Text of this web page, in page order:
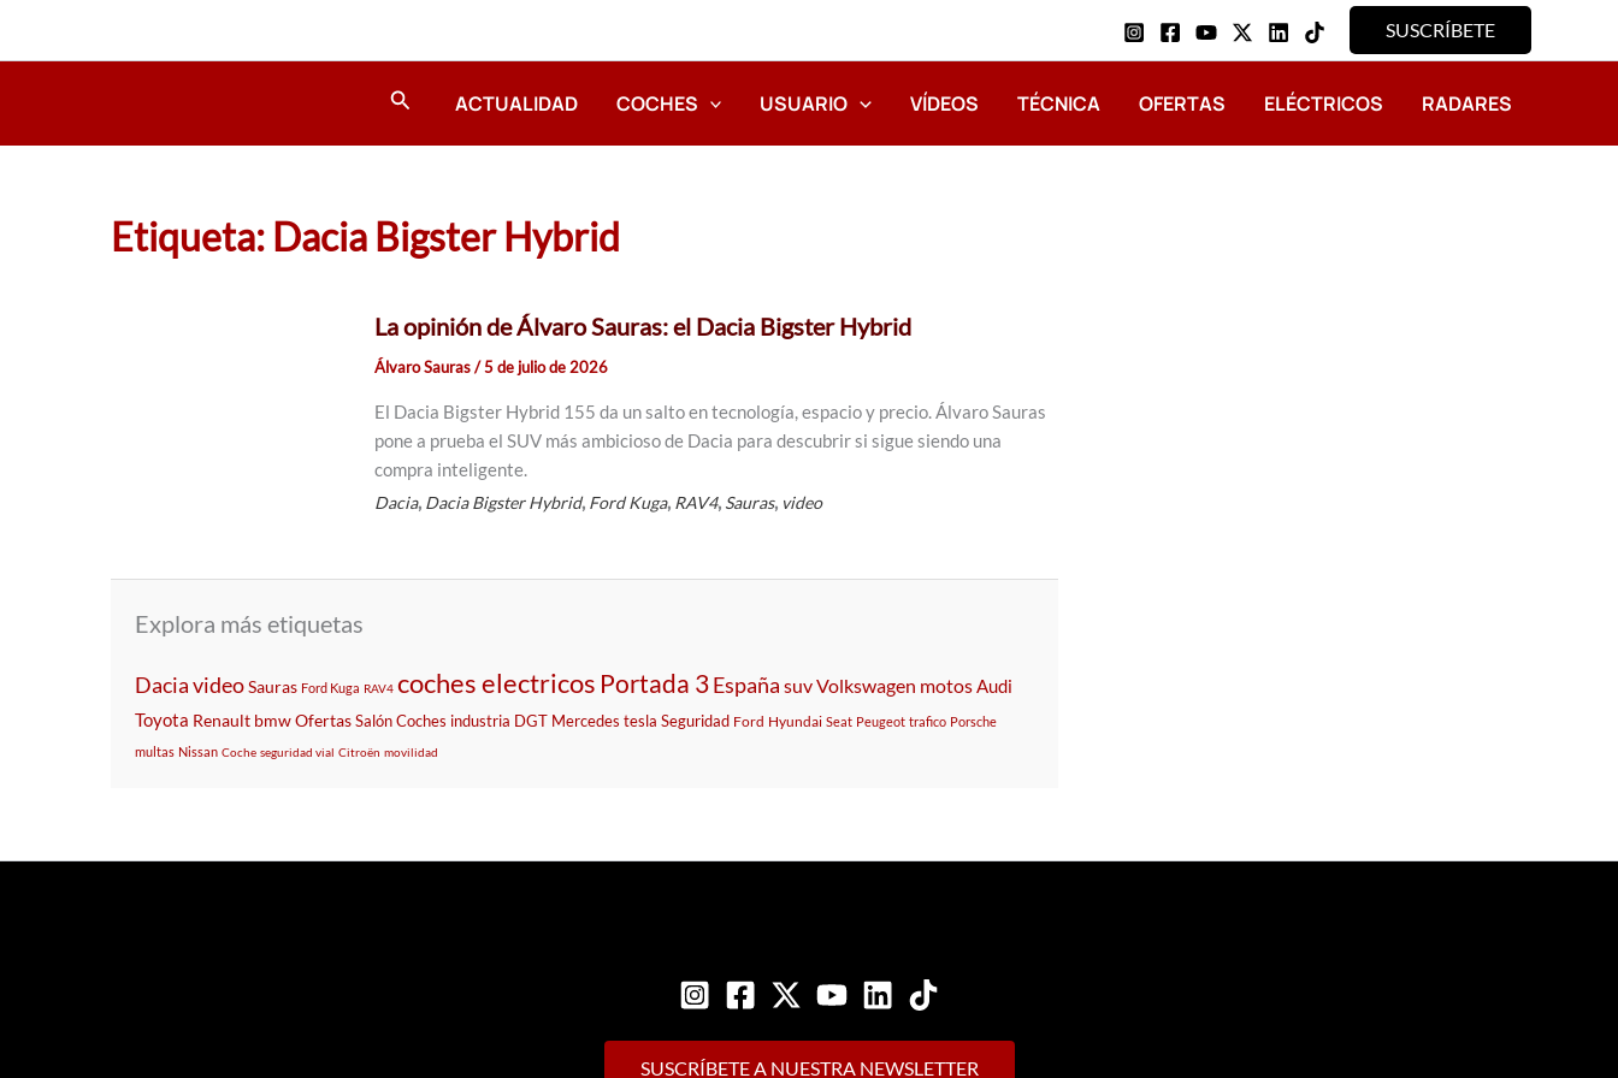
SUSCRÍBETE
Buscar ACTUALIDAD COCHES USUARIO VÍDEOS TÉCNICA OFERTAS ELÉCTRICOS RADARES
Etiqueta: Dacia Bigster Hybrid
La opinión de Álvaro Sauras: el Dacia Bigster Hybrid
Álvaro Sauras/5 de julio de 2026
El Dacia Bigster Hybrid 155 da un salto en tecnología, espacio y precio. Álvaro Sauras
pone a prueba el SUV más ambicioso de Dacia para descubrir si sigue siendo una
compra inteligente.
Dacia, Dacia Bigster Hybrid, Ford Kuga, RAV4, Sauras, video
Explora más etiquetas
DaciavideoSauras Ford Kuga RAV4 coches electricos Portada 3España suvVolkswagen motos Audi
Toyota Renault bmwOfertasSalónCoches industria DGT Mercedes tesla Seguridad Ford Hyundai Seat Peugeot trafico Porsche
multas Nissan Coche seguridad vial Citroën movilidad
SUSCRÍBETE A NUESTRA NEWSLETTER